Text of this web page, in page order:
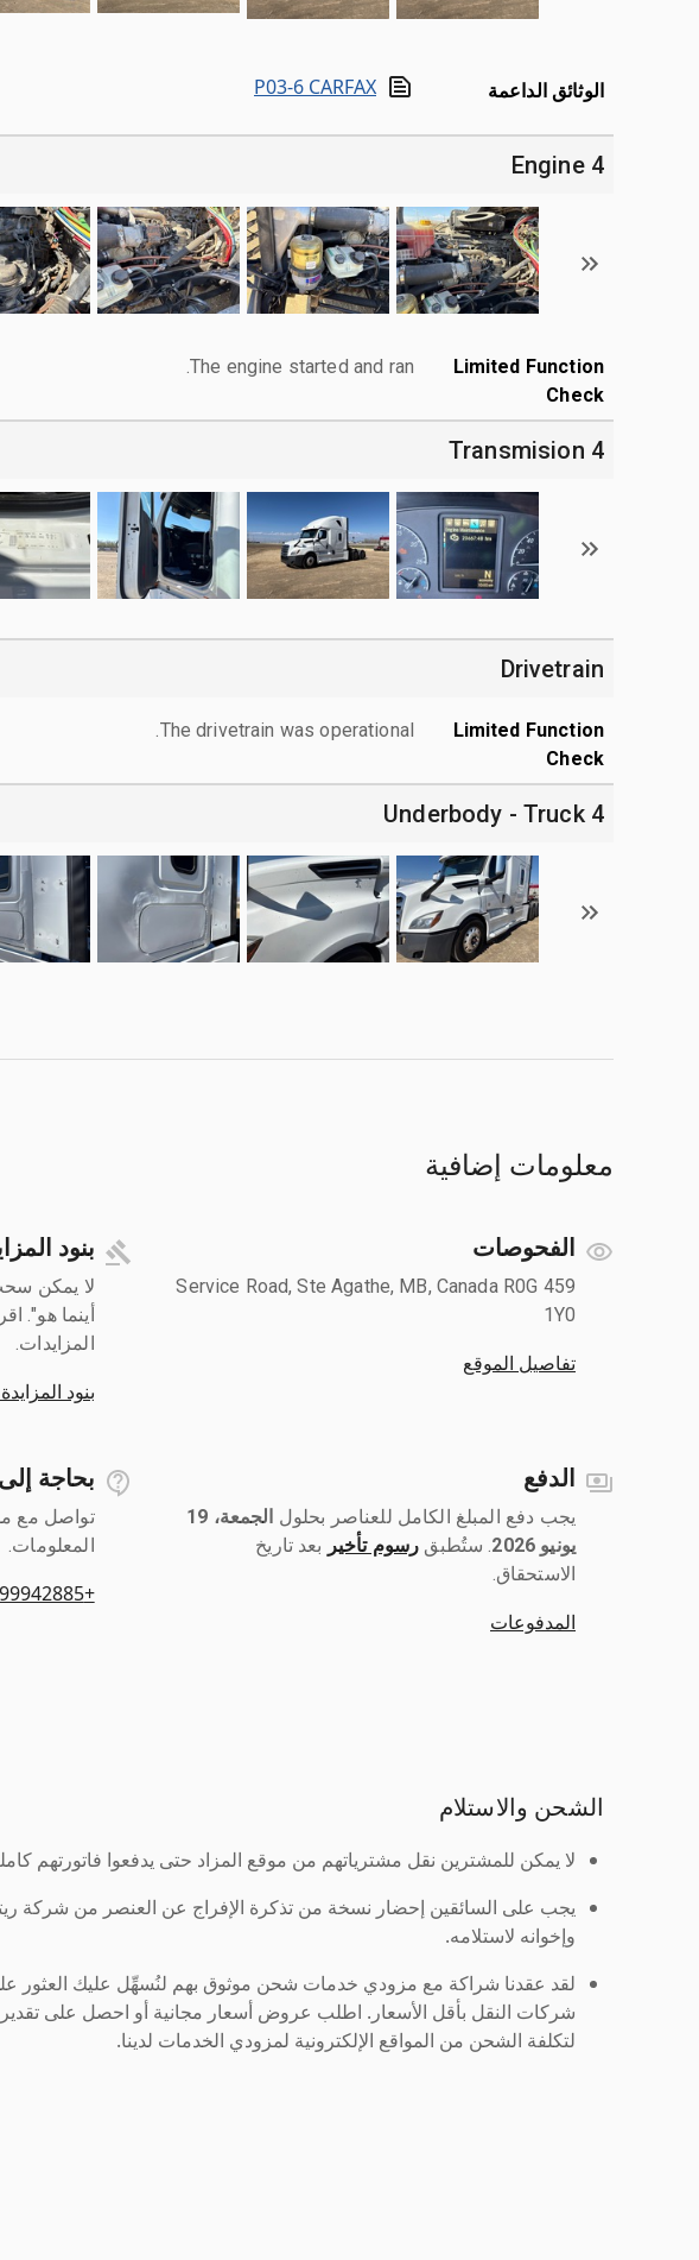
الوثائق الداعمة P03-6 CARFAX
4 Engine
Limited Function
Check
The engine started and ran.
4 Transmision
Drivetrain
Limited Function
Check
The drivetrain was operational.
4 Underbody - Truck
معلومات إضافية
الفحوصات
459 Service Road, Ste Agathe, MB, Canada R0G
1Y0
تفاصيل الموقع
بنود
لا يمكن
أينما هو".
المزايدات.
بنود
الدفع
يجب دفع المبلغ الكامل للعناصر بحلول ‎
الجمعة، 19
يونيو 2026
رسوم تأخير بعد تاريخ
الاستحقاق.
المدفوعات
بحاجة
تواصل مع
المعلومات.
+16399942885
الشحن والاستلام
لا يمكن للمشترين نقل مشترياتهم من موقع المزاد حتى يدفعوا فاتورتهم
يجب على السائقين إحضار نسخة من تذكرة الإفراج عن العنصر من شركة
وإخوانه لاستلامه.
لقد عقدنا شراكة مع مزودي خدمات شحن موثوق بهم لنُسهِّل عليك العثور
شركات النقل بأقل الأسعار. اطلب عروض أسعار مجانية أو احصل على
لتكلفة الشحن من المواقع الإلكترونية لمزودي الخدمات لدينا.